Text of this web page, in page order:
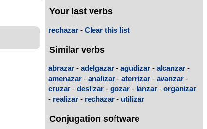
Your last verbs
rechazar - Clear this list
Similar verbs
abrazar - adelgazar - agudizar - alcanzar -
amenazar - analizar - aterrizar - avanzar -
cruzar - deslizar - gozar - lanzar - organizar
- realizar - rechazar - utilizar
Conjugation software